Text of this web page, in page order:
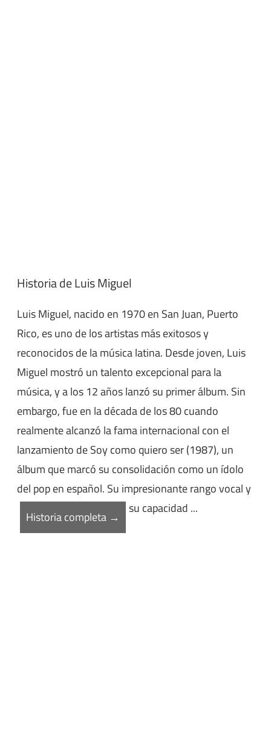
Historia de Luis Miguel
Luis Miguel, nacido en 1970 en San Juan, Puerto
Rico, es uno de los artistas más exitosos y
reconocidos de la música latina. Desde joven, Luis
Miguel mostró un talento excepcional para la
música, y a los 12 años lanzó su primer álbum. Sin
embargo, fue en la década de los 80 cuando
realmente alcanzó la fama internacional con el
lanzamiento de Soy como quiero ser (1987), un
álbum que marcó su consolidación como un ídolo
del pop en español. Su impresionante rango vocal y
su capacidad ...
Historia completa →